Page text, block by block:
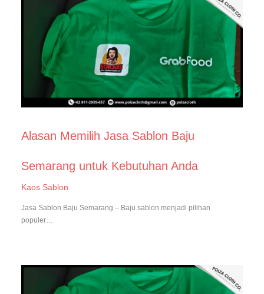
Alasan Memilih Jasa Sablon Baju
Semarang untuk Kebutuhan Anda
Kaos Sablon
Jasa Sablon Baju Semarang – Baju sablon menjadi pilihan
populer…